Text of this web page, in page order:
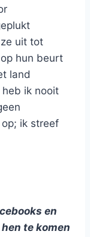
uit tot
hun beurt
land
ik nooit
ik streef
en
te komen